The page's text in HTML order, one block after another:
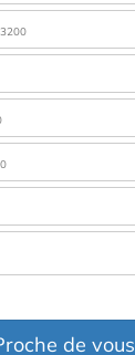
de vous